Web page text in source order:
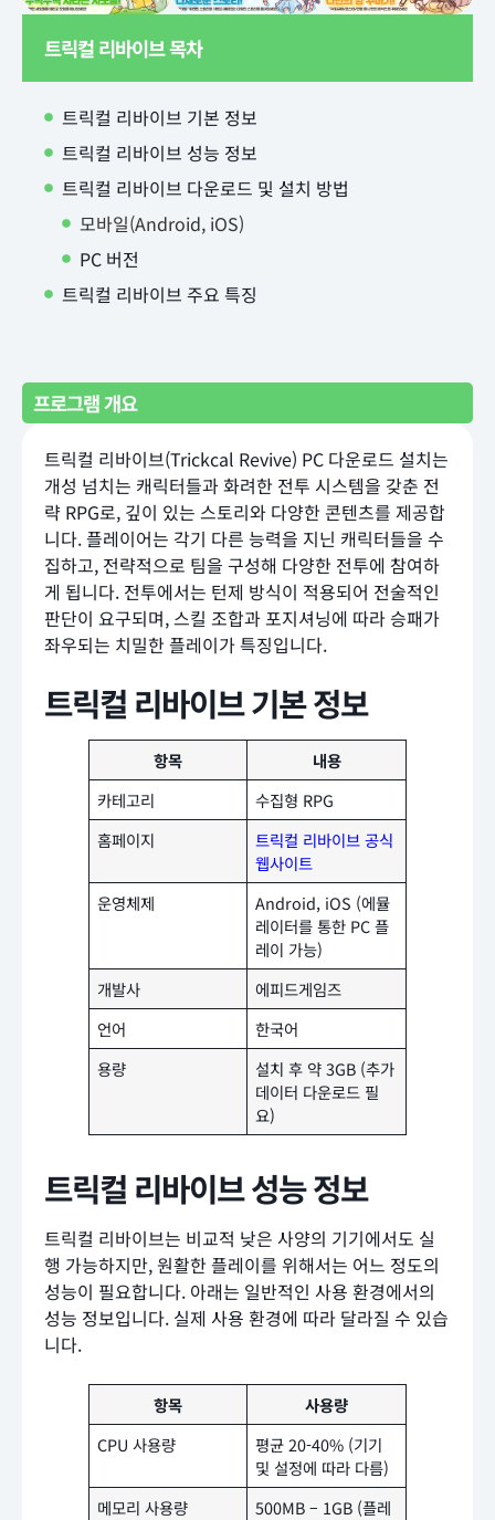
트릭컬 리바이브 목차
트릭컬 리바이브 기본 정보
트릭컬 리바이브 성능 정보
트릭컬 리바이브 다운로드 및 설치 방법
모바일(Android, iOS)
PC 버전
트릭컬 리바이브 주요 특징
프로그램 개요
트릭컬 리바이브(Trickcal Revive) PC 다운로드 설치는
개성 넘치는 캐릭터들과 화려한 전투 시스템을 갖춘 전
략 RPG로, 깊이 있는 스토리와 다양한 콘텐츠를 제공합
니다. 플레이어는 각기 다른 능력을 지닌 캐릭터들을 수
집하고, 전략적으로 팀을 구성해 다양한 전투에 참여하
게 됩니다. 전투에서는 턴제 방식이 적용되어 전술적인
판단이 요구되며, 스킬 조합과 포지셔닝에 따라 승패가
좌우되는 치밀한 플레이가 특징입니다.
트릭컬 리바이브 기본 정보
항목
내용
카테고리
수집형 RPG
홈페이지
트릭컬 리바이브 공식
웹사이트
운영체제
Android, iOS (에뮬
레이터를 통한 PC 플
레이 가능)
개발사
에피드게임즈
언어
한국어
용량
설치 후 약 3GB (추가
데이터 다운로드 필
요)
트릭컬 리바이브 성능 정보
트릭컬 리바이브는 비교적 낮은 사양의 기기에서도 실
행 가능하지만, 원활한 플레이를 위해서는 어느 정도의
성능이 필요합니다. 아래는 일반적인 사용 환경에서의
성능 정보입니다. 실제 사용 환경에 따라 달라질 수 있습
니다.
항목
사용량
CPU 사용량
평균 20-40% (기기
및 설정에 따라 다름)
메모리 사용량
500MB – 1GB (플레